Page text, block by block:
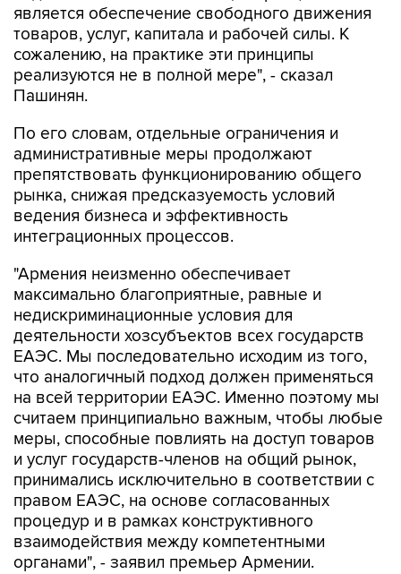
является обеспечение свободного движения
товаров, услуг, капитала и рабочей силы. К
сожалению, на практике эти принципы
реализуются не в полной мере", - сказал
Пашинян.
По его словам, отдельные ограничения и
административные меры продолжают
препятствовать функционированию общего
рынка, снижая предсказуемость условий
ведения бизнеса и эффективность
интеграционных процессов.
"Армения неизменно обеспечивает
максимально благоприятные, равные и
недискриминационные условия для
деятельности хозсубъектов всех государств
ЕАЭС. Мы последовательно исходим из того,
что аналогичный подход должен применяться
на всей территории ЕАЭС. Именно поэтому мы
считаем принципиально важным, чтобы любые
меры, способные повлиять на доступ товаров
и услуг государств-членов на общий рынок,
принимались исключительно в соответствии с
правом ЕАЭС, на основе согласованных
процедур и в рамках конструктивного
взаимодействия между компетентными
органами", - заявил премьер Армении.